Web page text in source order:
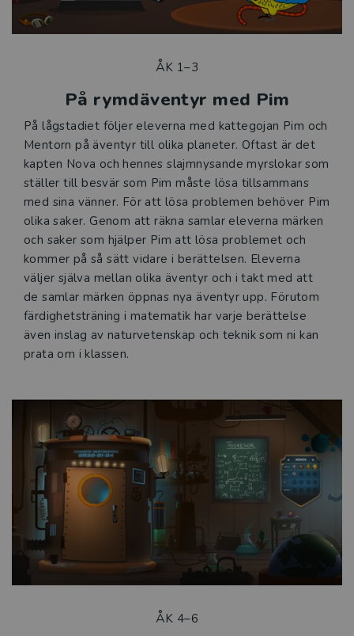
ÅK 1–3
På rymdäventyr med Pim
På lågstadiet följer eleverna med kattegojan Pim och
Mentorn på äventyr till olika planeter. Oftast är det
kapten Nova och hennes slajmnysande myrslokar som
ställer till besvär som Pim måste lösa tillsammans
med sina vänner. För att lösa problemen behöver Pim
olika saker. Genom att räkna samlar eleverna märken
och saker som hjälper Pim att lösa problemet och
kommer på så sätt vidare i berättelsen. Eleverna
väljer själva mellan olika äventyr och i takt med att
de samlar märken öppnas nya äventyr upp. Förutom
färdighetsträning i matematik har varje berättelse
även inslag av naturvetenskap och teknik som ni kan
prata om i klassen.
ÅK 4–6